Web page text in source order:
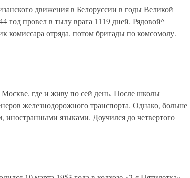
движения в Белоруссии в годы Великой
год провел в тылу врага 1119 дней. Рядовой^
комиссара отряда, потом бригады по комсомолу.
где и живу по сей день. После школы
железнодорожного транспорта. Однако, больше
иностранными языками. Доучился до четвертого